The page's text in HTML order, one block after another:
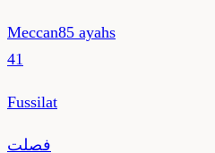
Meccan85 ayahs
41
Fussilat
فصلت